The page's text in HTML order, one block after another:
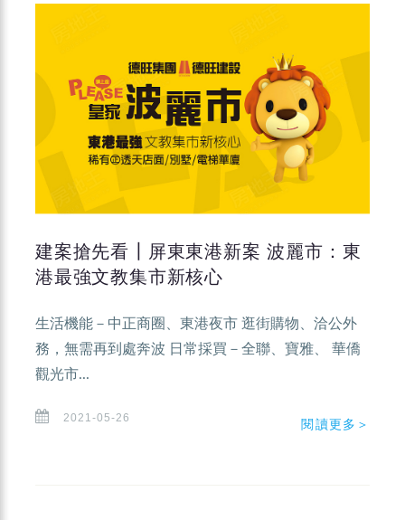
建案搶先看┃屏東東港新案 波麗市：東
港最強文教集市新核心
生活機能－中正商圈、東港夜市 逛街購物、洽公外
務，無需再到處奔波 日常採買－全聯、寶雅、 華僑
觀光市...
2021-05-26 閱讀更多＞